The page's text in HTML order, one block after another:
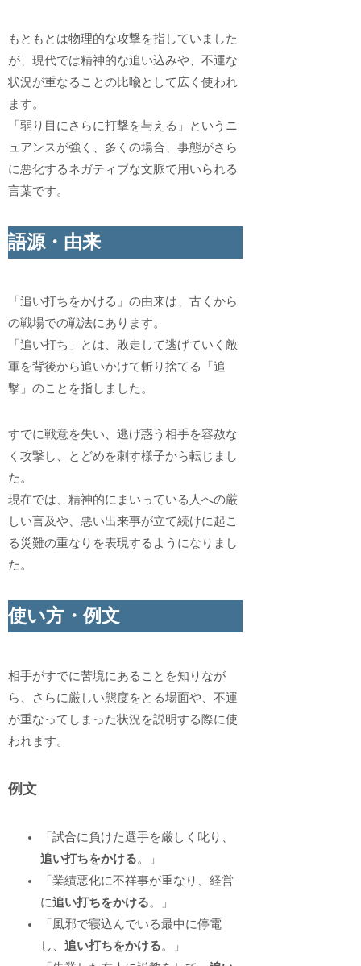
もともとは物理的な攻撃を指していました
が、現代では精神的な追い込みや、不運な
状況が重なることの比喩として広く使われ
ます。
「弱り目にさらに打撃を与える」というニ
ュアンスが強く、多くの場合、事態がさら
に悪化するネガティブな文脈で用いられる
言葉です。
語源・由来
「追い打ちをかける」の由来は、古くから
の戦場での戦法にあります。
「追い打ち」とは、敗走して逃げていく敵
軍を背後から追いかけて斬り捨てる「追
撃」のことを指しました。
すでに戦意を失い、逃げ惑う相手を容赦な
く攻撃し、とどめを刺す様子から転じまし
た。
現在では、精神的にまいっている人への厳
しい言及や、悪い出来事が立て続けに起こ
る災難の重なりを表現するようになりまし
た。
使い方・例文
相手がすでに苦境にあることを知りなが
ら、さらに厳しい態度をとる場面や、不運
が重なってしまった状況を説明する際に使
われます。
例文
「試合に負けた選手を厳しく叱り、
追い打ちをかける。」
「業績悪化に不祥事が重なり、経営
に追い打ちをかける。」
「風邪で寝込んでいる最中に停電
し、追い打ちをかける。」